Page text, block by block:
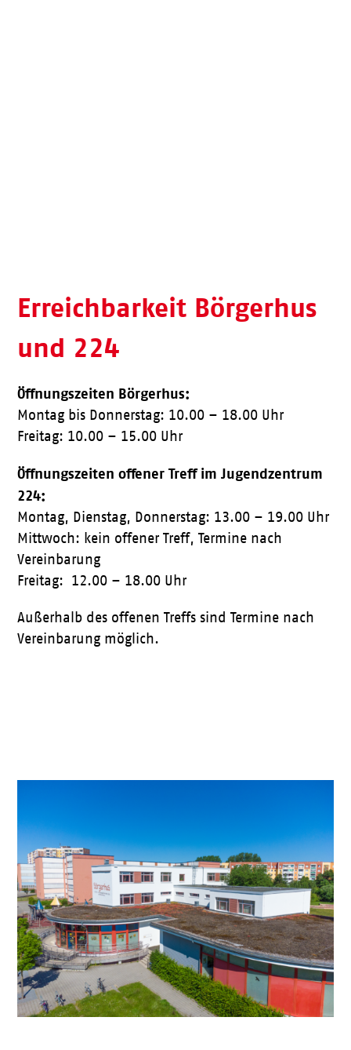
Erreichbarkeit Börgerhus
und 224
Öffnungszeiten Börgerhus:
Montag bis Donnerstag: 10.00 – 18.00 Uhr
Freitag: 10.00 – 15.00 Uhr
Öffnungszeiten offener Treff im Jugendzentrum
224:
Montag, Dienstag, Donnerstag: 13.00 – 19.00 Uhr
Mittwoch: kein offener Treff, Termine nach
Vereinbarung
Freitag: 12.00 – 18.00 Uhr
Außerhalb des offenen Treffs sind Termine nach
Vereinbarung möglich.